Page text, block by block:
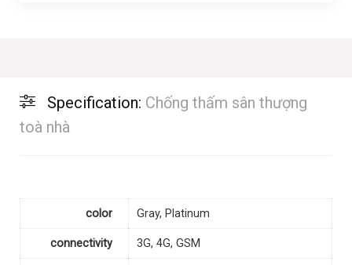
Specification: Chống thấm sân thượng
toà nhà
color Gray, Platinum
connectivity 3G, 4G, GSM